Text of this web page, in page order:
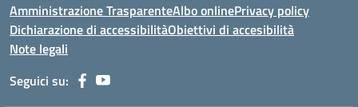
Amministrazione TrasparenteAlbo onlinePrivacy policy
Dichiarazione di accessibilitàObiettivi di accesibilità
Note legali
Seguici su: